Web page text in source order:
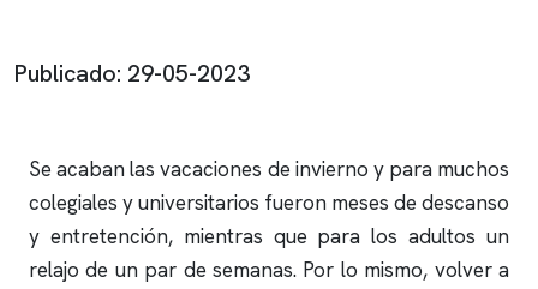
Publicado: 29-05-2023
Se acaban las vacaciones de invierno y para muchos
colegiales y universitarios fueron meses de descanso
y entretención, mientras que para los adultos un
relajo de un par de semanas. Por lo mismo, volver a